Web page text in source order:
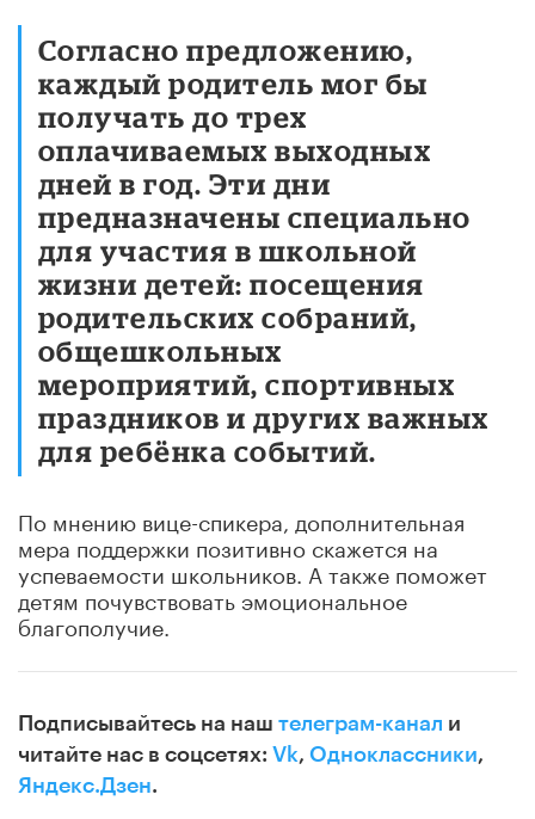
Согласно предложению,
каждый родитель мог бы
получать до трех
оплачиваемых выходных
дней в год. Эти дни
предназначены специально
для участия в школьной
жизни детей: посещения
родительских собраний,
общешкольных
мероприятий, спортивных
праздников и других важных
для ребёнка событий.
По мнению вице-спикера, дополнительная
мера поддержки позитивно скажется на
успеваемости школьников. А также поможет
детям почувствовать эмоциональное
благополучие.
Подписывайтесь на наш телеграм-канал и
читайте нас в соцсетях: Vk, Одноклассники,
Яндекс.Дзен.